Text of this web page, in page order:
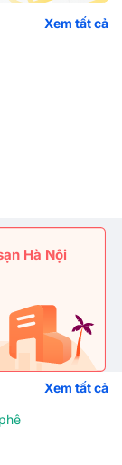
Xem tất cả
Hà Nội
Xem tất cả